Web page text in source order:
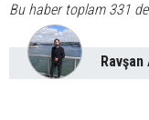
Bu haber toplam 331